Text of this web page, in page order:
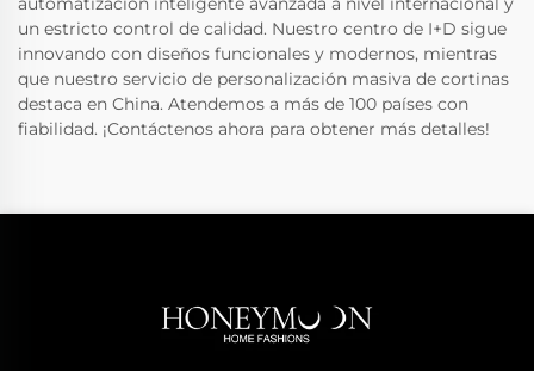
un estricto control de calidad. Nuestro centro de I+D sigue
innovando con diseños funcionales y modernos, mientras
que nuestro servicio de personalización masiva de cortinas
destaca en China. Atendemos a más de 100 países con
fiabilidad. ¡Contáctenos ahora para obtener más detalles!